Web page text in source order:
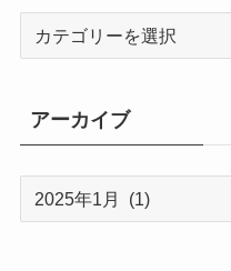
リ
ー
アーカイブ